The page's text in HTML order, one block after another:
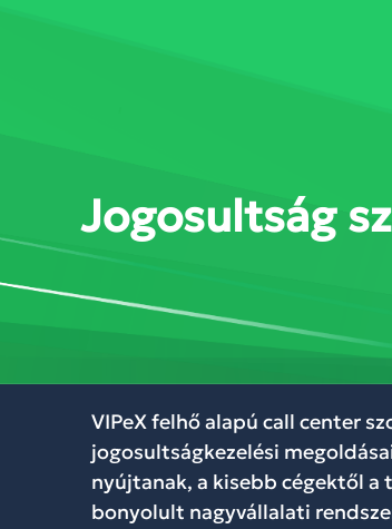
Jogosultság
VIPeX felhő alapú call center
jogosultságkezelési
nyújtanak, a kisebb cégektől
bonyolult nagyvállalati